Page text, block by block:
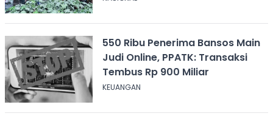
550 Ribu Penerima Bansos Main
Judi Online, PPATK: Transaksi
Tembus Rp 900 Miliar
KEUANGAN